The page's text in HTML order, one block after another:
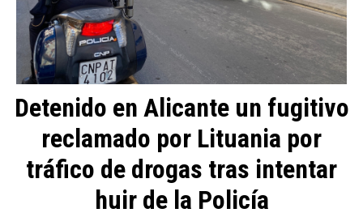
Detenido en Alicante un fugitivo
reclamado por Lituania por
tráfico de drogas tras intentar
huir de la Policía